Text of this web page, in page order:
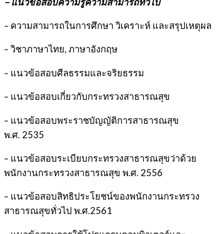
– ความสามารถในการศึกษา วิเคราะห์ และสรุปเหตุผล
– วิชาภาษาไทย, ภาษาอังกฤษ
– แนวข้อสอบศีลธรรมและจริยธรรม
– แนวข้อสอบเกี่ยวกับกระทรวงสาธารณสุข
– แนวข้อสอบพระราชบัญญัติการสาธารณสุข
พ.ศ. 2535
– แนวข้อสอบระเบียบกระทรวงสาธารณสุขว่าด้วย
พนักงานกระทรวงสาธารณสุข พ.ศ. 2556
– แนวข้อสอบสิทธิประโยชน์ของพนักงานกระทรวง
สาธารณสุขทั่วไป พ.ศ.2561